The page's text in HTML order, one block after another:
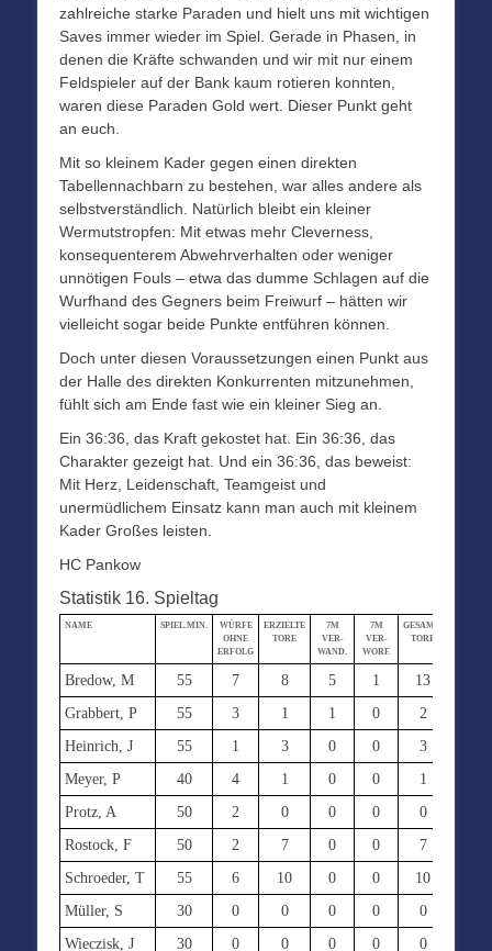
zahlreiche starke Paraden und hielt uns mit wichtigen
Saves immer wieder im Spiel. Gerade in Phasen, in
denen die Kräfte schwanden und wir mit nur einem
Feldspieler auf der Bank kaum rotieren konnten,
waren diese Paraden Gold wert. Dieser Punkt geht
an euch.
Mit so kleinem Kader gegen einen direkten
Tabellennachbarn zu bestehen, war alles andere als
selbstverständlich. Natürlich bleibt ein kleiner
Wermutstropfen: Mit etwas mehr Cleverness,
konsequenterem Abwehrverhalten oder weniger
unnötigen Fouls – etwa das dumme Schlagen auf die
Wurfhand des Gegners beim Freiwurf – hätten wir
vielleicht sogar beide Punkte entführen können.
Doch unter diesen Voraussetzungen einen Punkt aus
der Halle des direkten Konkurrenten mitzunehmen,
fühlt sich am Ende fast wie ein kleiner Sieg an.
Ein 36:36, das Kraft gekostet hat. Ein 36:36, das
Charakter gezeigt hat. Und ein 36:36, das beweist:
Mit Herz, Leidenschaft, Teamgeist und
unermüdlichem Einsatz kann man auch mit kleinem
Kader Großes leisten.
HC Pankow
Statistik 16. Spieltag
NAME SPIEL.MIN.
WÜRFE
OHNE
ERFOLG
ERZIELTE
TORE
7M
VER-
WAND.
7M
VER-
WORF.
GESAMT-
TORE
Bredow, M 55 7 8 5 1 13
Grabbert, P
55 3 1 1 0 2
Heinrich, J
55 1 3 0 0 3
Meyer, P
40 4 1 0 0 1
Protz, A
50 2 0 0 0 0
Rostock, F
50 2 7 0 0 7
Schroeder, T
55 6 10 0 0 10
Müller, S
30 0 0 0 0 0
Wieczisk, J
30 0 0 0 0 0